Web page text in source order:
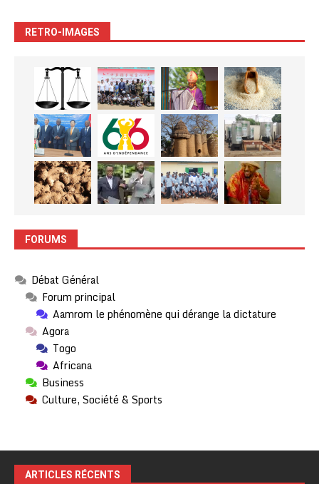
RETRO-IMAGES
FORUMS
Débat Général
Forum principal
Aamrom le phénomène qui dérange la dictature
Agora
Togo
Africana
Business
Culture, Société & Sports
ARTICLES RÉCENTS